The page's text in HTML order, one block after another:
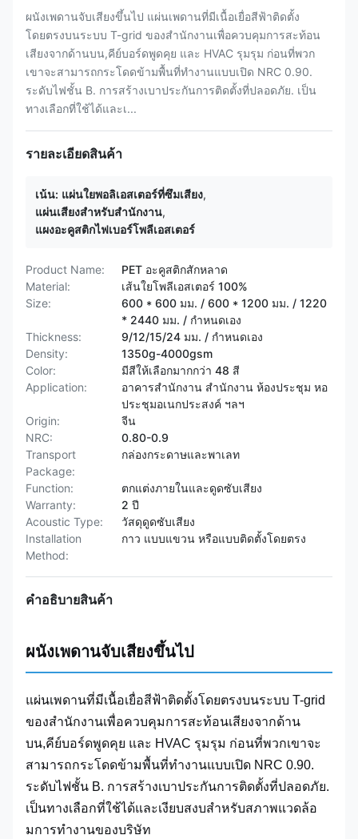
ผนังเพดานจับเสียงขึ้นไป แผ่นเพดานที่มีเนื้อเยื่อสีฟ้าติดตั้ง
โดยตรงบนระบบ T-grid ของสํานักงานเพื่อควบคุมการสะท้อน
เสียงจากด้านบน,คีย์บอร์ดพูดคุย และ HVAC รุมรุม ก่อนที่พวก
เขาจะสามารถกระโดดข้ามพื้นที่ทํางานแบบเปิด NRC 0.90.
ระดับไฟชั้น B. การสร้างเบาประกันการติดตั้งที่ปลอดภัย. เป็น
ทางเลือกที่ใช้ได้และเ...
รายละเอียดสินค้า
เน้น: แผ่นใยพอลิเอสเตอร์ที่ซึมเสียง,
แผ่นเสียงสําหรับสํานักงาน,
แผงอะคูสติกไฟเบอร์โพลีเอสเตอร์
Product Name:
PET อะคูสติกสักหลาด
Material:
เส้นใยโพลีเอสเตอร์ 100%
Size:
600 * 600 มม. / 600 * 1200 มม. / 1220
* 2440 มม. / กำหนดเอง
Thickness:
9/12/15/24 มม. / กำหนดเอง
Density:
1350g-4000gsm
Color:
มีสีให้เลือกมากกว่า 48 สี
Application:
อาคารสำนักงาน สำนักงาน ห้องประชุม หอ
ประชุมอเนกประสงค์ ฯลฯ
Origin:
จีน
NRC:
0.80-0.9
Transport
Package:
กล่องกระดาษและพาเลท
Function:
ตกแต่งภายในและดูดซับเสียง
Warranty:
2 ปี
Acoustic Type:
วัสดุดูดซับเสียง
Installation
Method:
กาว แบบแขวน หรือแบบติดตั้งโดยตรง
คําอธิบายสินค้า
ผนังเพดานจับเสียงขึ้นไป
แผ่นเพดานที่มีเนื้อเยื่อสีฟ้าติดตั้งโดยตรงบนระบบ T-grid
ของสํานักงานเพื่อควบคุมการสะท้อนเสียงจากด้าน
บน,คีย์บอร์ดพูดคุย และ HVAC รุมรุม ก่อนที่พวกเขาจะ
สามารถกระโดดข้ามพื้นที่ทํางานแบบเปิด NRC 0.90.
ระดับไฟชั้น B. การสร้างเบาประกันการติดตั้งที่ปลอดภัย.
เป็นทางเลือกที่ใช้ได้และเงียบสงบสําหรับสภาพแวดล้อ
มการทํางานของบริษัท